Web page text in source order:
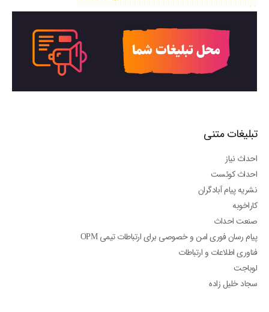
تبلیغات متنی
احداث نیاز
احداث کوئست
نشریه پیام آبادگران
کاراخوبه
صنعت احداث
پیام رسان فوری امن و خصوصی برای ارتباطات تیمی OPM
فناوری اطلاعات و ارتباطات
لوباجت
سجاد خلیل زاده